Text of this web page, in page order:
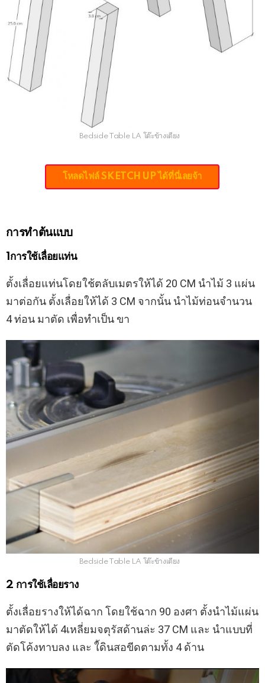
Bedside Table LA โต๊ะข้างเตียง
โหลดไฟล์ SKETCH UP ได้ที่นี่เลยจ้า
การทำต้นแบบ
1การใช้เลื่อยแท่น
ตั้งเลื่อยแท่นโดยใช้ตลับเมตรให้ได้ 20 CM นำไม้ 3 แผ่น
มาต่อกัน ตั้งเลื่อยให้ได้ 3 CM จากนั้น นำไม้ท่อนจำนวน
4 ท่อน มาตัด เพื่อทำเป็น ขา
Bedside Table LA โต๊ะข้างเตียง
2 การใช้เลื่อยราง
ตั้งเลื่อยรางให้ได้ฉาก โดยใช้ฉาก 90 องศา ตั้งนำไม้แผ่น
มาตัดให้ได้ 4เหลี่ยมจตุรัสด้านล่ะ 37 CM และ นำแบบที่
ตัดโค้งทาบลง และ ใ้ดินสอขีดตามทั้ง 4 ด้าน